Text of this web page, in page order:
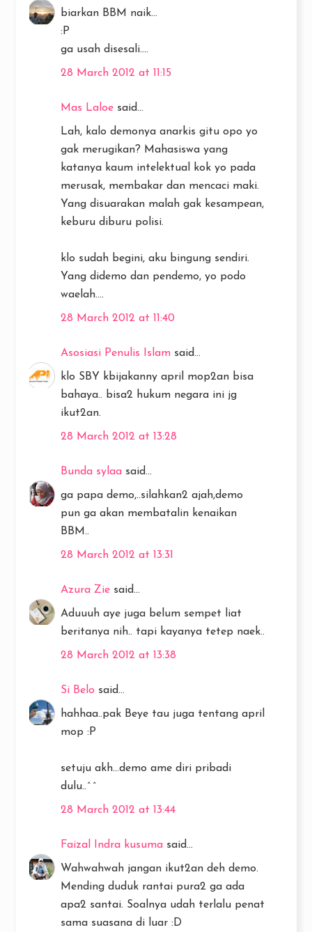
biarkan BBM naik...
:P
ga usah disesali....
28 March 2012 at 11:15
Mas Laloe said...
Lah, kalo demonya anarkis gitu opo yo
gak merugikan? Mahasiswa yang
katanya kaum intelektual kok yo pada
merusak, membakar dan mencaci maki.
Yang disuarakan malah gak kesampean,
keburu diburu polisi.
klo sudah begini, aku bingung sendiri.
Yang didemo dan pendemo, yo podo
waelah....
28 March 2012 at 11:40
Asosiasi Penulis Islam said...
klo SBY kbijakanny april mop2an bisa
bahaya.. bisa2 hukum negara ini jg
ikut2an.
28 March 2012 at 13:28
Bunda sylaa said...
ga papa demo,..silahkan2 ajah,demo
pun ga akan membatalin kenaikan
BBM..
28 March 2012 at 13:31
Azura Zie said...
Aduuuh aye juga belum sempet liat
beritanya nih.. tapi kayanya tetep naek..
28 March 2012 at 13:38
Si Belo said...
hahhaa..pak Beye tau juga tentang april
mop :P
setuju akh...demo ame diri pribadi
dulu..^^
28 March 2012 at 13:44
Faizal Indra kusuma said...
Wahwahwah jangan ikut2an deh demo.
Mending duduk rantai pura2 ga ada
apa2 santai. Soalnya udah terlalu penat
sama suasana di luar :D